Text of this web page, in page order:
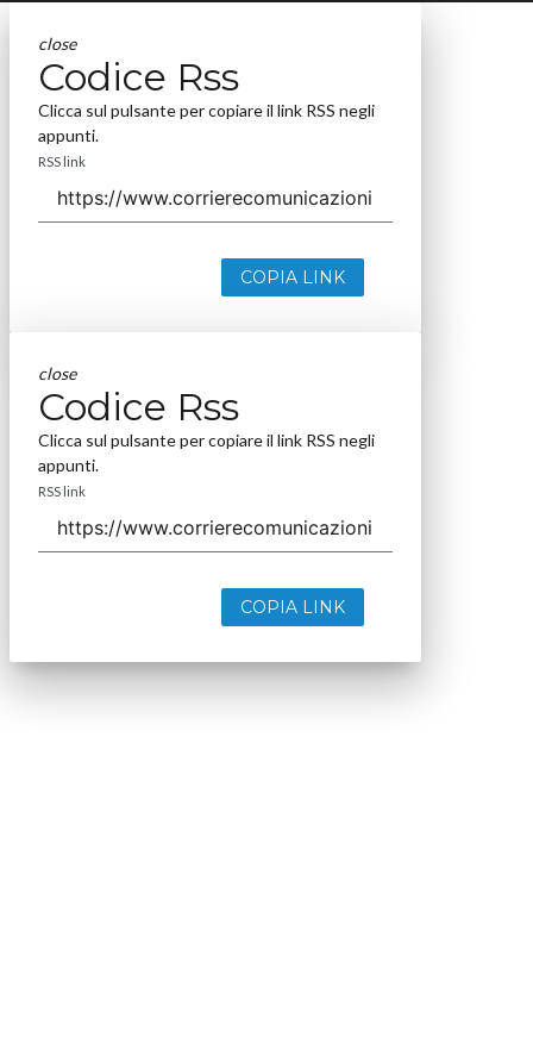
close
Codice Rss
Clicca sul pulsante per copiare il link RSS negli
appunti.
RSS link
COPIA LINK
close
Codice Rss
Clicca sul pulsante per copiare il link RSS negli
appunti.
RSS link
COPIA LINK